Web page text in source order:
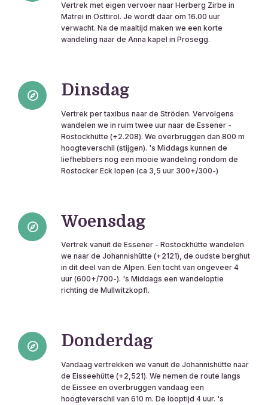
Vertrek met eigen vervoer naar Herberg Zirbe in
Matrei in Osttirol. Je wordt daar om 16.00 uur
verwacht. Na de maaltijd maken we een korte
wandeling naar de Anna kapel in Prosegg.
Dinsdag
Vertrek per taxibus naar de Ströden. Vervolgens
wandelen we in ruim twee uur naar de Essener -
Rostockhütte (+2.208). We overbruggen dan 800 m
hoogteverschil (stijgen). 's Middags kunnen de
liefhebbers nog een mooie wandeling rondom de
Rostocker Eck lopen (ca 3,5 uur 300+/300-)
Woensdag
Vertrek vanuit de Essener - Rostockhütte wandelen
we naar de Johannishütte (+2121), de oudste berghut
in dit deel van de Alpen. Een tocht van ongeveer 4
uur (600+/700-). 's Middags een wandeloptie
richting de Mullwitzkopfl.
Donderdag
Vandaag vertrekken we vanuit de Johannishütte naar
de Eisseehütte (+2,521). We nemen de route langs
de Eissee en overbruggen vandaag een
hoogteverschil van 610 m. De looptijd 4 uur. 's